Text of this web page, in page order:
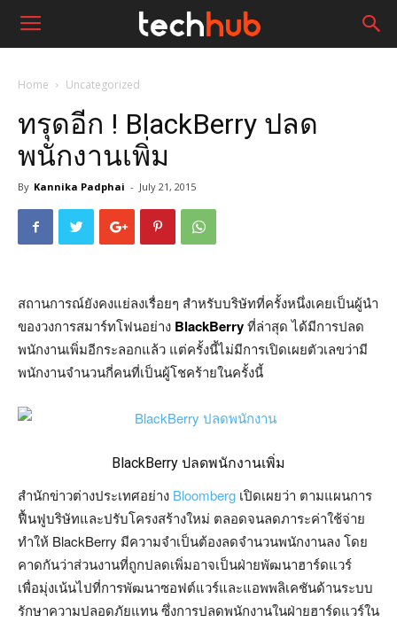
Home Uncategorized
ทรุดอีก ! BlackBerry ปลด
พนักงานเพิ่ม
By Kannika Padphai - July 21, 2015
สถานการณ์ยังคงแย่ลงเรื่อยๆ สำหรับบริษัทที่ครั้งหนึ่งเคยเป็นผู้นำ
ของวงการสมาร์ทโฟนอย่าง BlackBerryที่ล่าสุด ได้มีการปลด
พนักงานเพิ่มอีกระลอกแล้ว แต่ครั้งนี้ไม่มีการเปิดเผยตัวเลขว่ามี
พนักงานจำนวนกี่คนที่เป็นผู้โชคร้ายในครั้งนี้
BlackBerry ปลดพนักงานเพิ่ม
สำนักข่าวต่างประเทศอย่าง Bloomberg เปิดเผยว่า ตามแผนการ
ฟื้นฟูบริษัทและปรับโครงสร้างใหม่ ตลอดจนลดภาระค่าใช้จ่าย
ทำให้ BlackBerry มีความจำเป็นต้องลดจำนวนพนักงานลง โดย
คาดกันว่าส่วนงานที่ถูกปลดเพิ่มอาจเป็นฝ่ายพัฒนาฮาร์ดแวร์
เพื่อมุ่งเน้นไปที่การพัฒนาซอฟต์แวร์และแอพพลิเคชันด้านระบบ
รักษาความปลอดภัยแทน ซึ่งการปลดพนักงานในฝ่ายฮาร์ดแวร์ใน